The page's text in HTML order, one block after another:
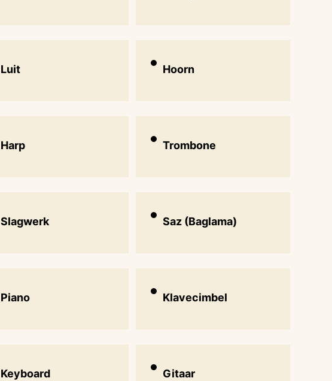
Luit Hoorn
Harp Trombone
Slagwerk Saz (Baglama)
Piano Klavecimbel
Keyboard Gitaar